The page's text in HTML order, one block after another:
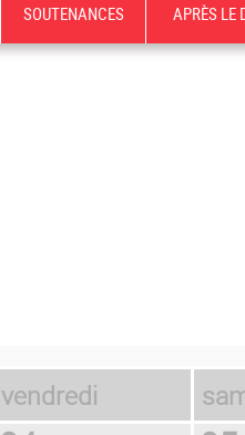
SOUTENANCES APRÈS LE
vendredi